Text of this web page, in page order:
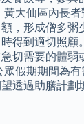
大仙區內長
，形成僧多粥
得到適切照顧
切需要的體弱
假期期間為
透過助膳計劃